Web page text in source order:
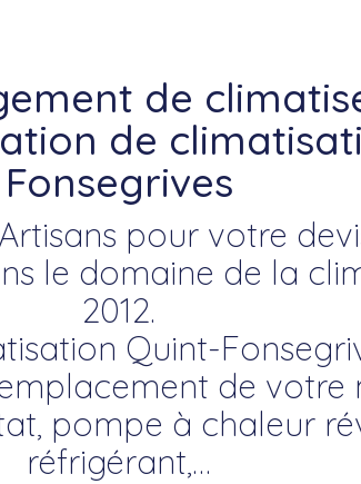
de
de
Fonsegrives
pour votre
le domaine de la
2012.
Quint-
de votre
pompe à chaleur
réfrigérant,…